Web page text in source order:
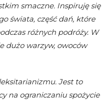
smaczne. Inspiruję się
świata, część dań, które
różnych podróży. W
dużo warzyw, owoców
Jest to
na ograniczaniu spożycie